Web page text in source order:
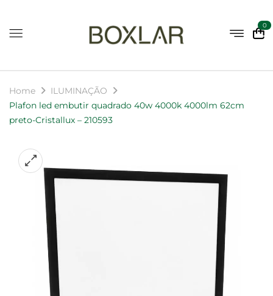
0
Home
ILUMINAÇÃO
Plafon led embutir quadrado 40w 4000k 4000lm 62cm
preto-Cristallux – 210593